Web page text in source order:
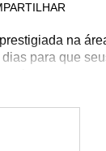
na
para que
cinco anos em
ficarão
para